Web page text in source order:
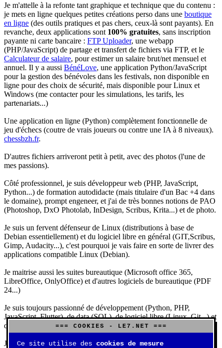
Je m'attelle à la refonte tant graphique et technique que du contenu :
je mets en ligne quelques petites créations perso dans une boutique
en ligne (des outils pratiques et pas chers, ceux-là sont payants). En
revanche, deux applications sont 100% gratuites, sans inscription
payante ni carte bancaire : FTP Uploader, une webapp
(PHP/JavaScript) de partage et transfert de fichiers via FTP, et le
Calculateur de salaire, pour estimer un salaire brut/net mensuel et
annuel. Il y a aussi BénéLove, une application Python/JavaScript
pour la gestion des bénévoles dans les festivals, non disponible en
ligne pour des choix de sécurité, mais disponible pour Linux et
Windows (me contacter pour les simulations, les tarifs, les
partenariats...)
Une application en ligne (Python) complètement fonctionnelle de
jeu d'échecs (coutre de vrais joueurs ou contre une IA à 8 niveaux).
chessbzh.fr.
D'autres fichiers arriveront petit à petit, avec des photos (l'une de
mes passions).
Côté professionnel, je suis développeur web (PHP, JavaScript,
Python...) de formation autodidacte (mais titulaire d'un Bac +4 dans
le domaine), prompt engeneer, et j'ai de très bonnes notions de PAO
(Photoshop, DxO Photolab, InDesign, Scribus, Krita...) et de photo.
Je suis un fervent défenseur de Linux (distributions à base de
Debian essentiellement) et du logiciel libre en général (GIT,Scribus,
Gimp, Audacity...), c'est pourquoi je vais faire en sorte de livrer des
applications compatible Linux (Debian).
Je maitrise aussi les suites bureautique (Microsoft office 365,
LibreOffice, OnlyOffice) et d'autres logiciels de bureautique (PDF
24...)
Je suis toujours passionné de développement (Python, PHP,
JavaScript, Flutter), de data (SQL), de logiciel libre (Linux, Git...) et
d'IA (principalement Claude et DeepSeek).
J'aime jouer, surtout aux jeux de sociétés (Risk, Uno, Scrabble...),
=== COOKIES - LE7.NET ===
Ce site utilise des cookies de mesure